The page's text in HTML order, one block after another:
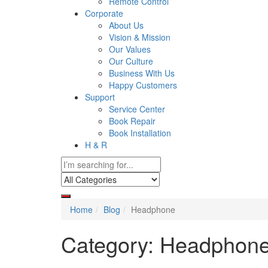
Corporate
About Us
Vision & Mission
Our Values
Our Culture
Business With Us
Happy Customers
Support
Service Center
Book Repair
Book Installation
H & R
Home Blog Headphone
Category: